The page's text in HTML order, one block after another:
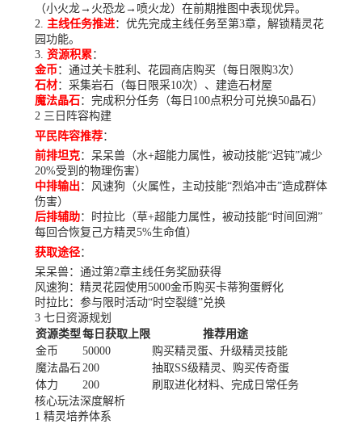
（小火龙→火恐龙→喷火龙）在前期推图中表现优异。
主线任务推进：优先完成主线任务至第3章，解锁精灵花
园功能。
资源积累：
金币 ：通过关卡胜利、花园商店购买（每日限购3次）
石材：采集岩石（每日限采10次）、建造石材屋
魔法晶石 ：完成积分任务（每日100点积分可兑换50晶石）
2 三日阵容构建
平民阵容推荐：
前排坦克：呆呆兽（水+超能力属性，被动技能“迟钝”减少
20%受到的物理伤害）
中排输出 ：风速狗（火属性，主动技能“烈焰冲击”造成群体
伤害）
后排辅助：时拉比（草+超能力属性，被动技能“时间回溯”
每回合恢复己方精灵5%生命值）
获取途径：
呆呆兽：通过第2章主线任务奖励获得
风速狗：精灵花园使用5000金币购买卡蒂狗蛋孵化
时拉比：参与限时活动“时空裂缝”兑换
3 七日资源规划
资源类型每日获取上限
推荐用途
金币
50000
购买精灵蛋、升级精灵技能
魔法晶石 200
抽取SS级精灵、购买传奇蛋
体力
200
刷取进化材料、完成日常任务
核心玩法深度解析
1 精灵培养体系